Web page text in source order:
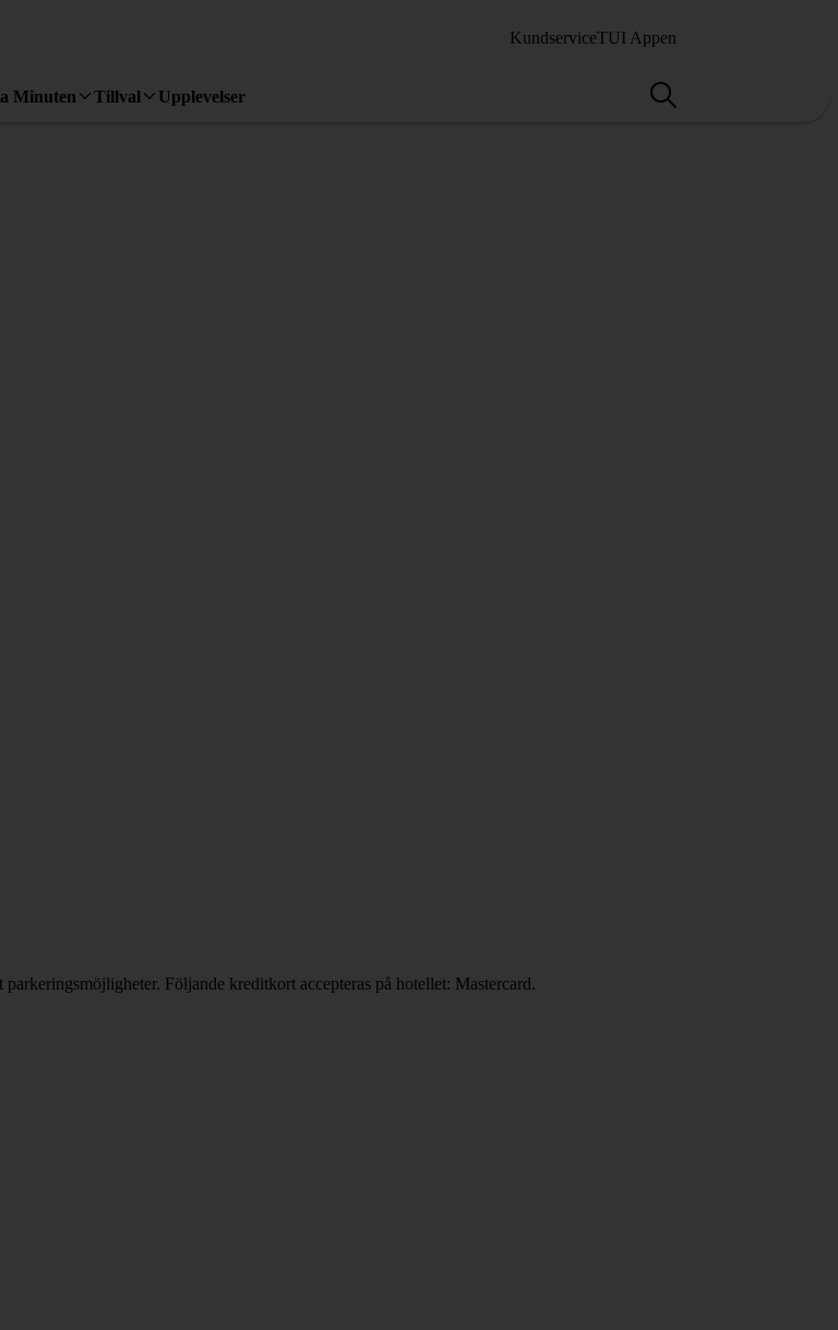
KundserviceTUI Appen
Minuten Tillval Upplevelser
Följande kreditkort accepteras på hotellet: Mastercard.